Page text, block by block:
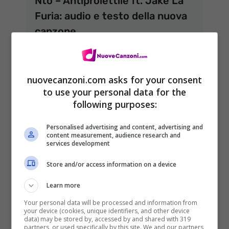
Furia: audio e testo della nuova
canzone
nuovecanzoni.com asks for your consent
to use your personal data for the
following purposes:
Personalised advertising and content, advertising and
content measurement, audience research and
services development
Store and/or access information on a device
Learn more
Your personal data will be processed and information from
your device (cookies, unique identifiers, and other device
data) may be stored by, accessed by and shared with 319
partners, or used specifically by this site. We and our partners